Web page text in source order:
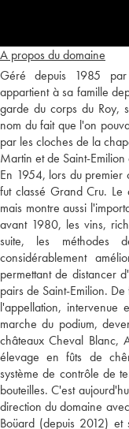
A propos du domaine
Géré depuis 1985
appartient à sa famille
garde du corps du Roy,
nom du fait que l'on
par les cloches de la
Martin et de Saint-
En 1954, lors du premier
fut classé Grand Cru. Le
mais montre aussi
avant 1980, les vins,
suite, les méthodes
considérablement
permettant de distancer
pairs de Saint-Emilion.
l'appellation,
marche du podium,
châteaux Cheval Blanc,
élevage en fûts de
système de contrôle de
bouteilles. C'est
direction du domaine
Boüard (depuis 2012)